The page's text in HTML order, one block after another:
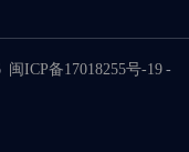
闽ICP备17018255号-19 -